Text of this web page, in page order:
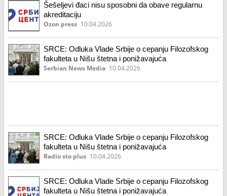
Šešeljevi đaci nisu sposobni da obave regularnu
akreditaciju
Ozon press 10.04.2026
SRCE: Odluka Vlade Srbije o cepanju Filozofskog
fakulteta u Nišu štetna i ponižavajuća
Serbian News Media 10.04.2026
SRCE: Odluka Vlade Srbije o cepanju Filozofskog
fakulteta u Nišu štetna i ponižavajuća
Radio sto plus 10.04.2026
SRCE: Odluka Vlade Srbije o cepanju Filozofskog
fakulteta u Nišu štetna i ponižavajuća